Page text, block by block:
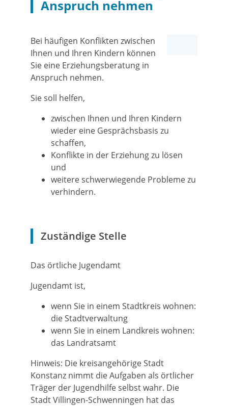
Anspruch nehmen
Bei häufigen Konflikten zwischen
Ihnen und Ihren Kindern können
Sie eine Erziehungsberatung in
Anspruch nehmen.
Sie soll helfen,
zwischen Ihnen und Ihren Kindern
wieder eine Gesprächsbasis zu
schaffen,
Konflikte in der Erziehung zu lösen
und
weitere schwerwiegende Probleme zu
verhindern.
Zuständige Stelle
Das örtliche Jugendamt
Jugendamt ist,
wenn Sie in einem Stadtkreis wohnen:
die Stadtverwaltung
wenn Sie in einem Landkreis wohnen:
das Landratsamt
Hinweis: Die kreisangehörige Stadt
Konstanz nimmt die Aufgaben als örtlicher
Träger der Jugendhilfe selbst wahr. Die
Stadt Villingen-Schwenningen hat das